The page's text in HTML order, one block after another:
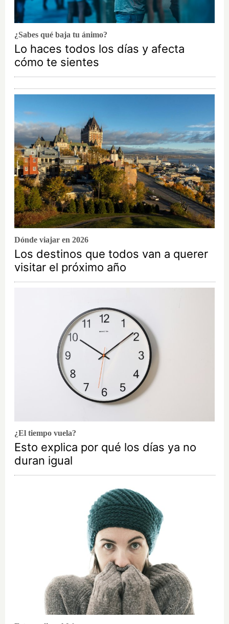
¿Sabes qué baja tu ánimo?
Lo haces todos los días y afecta
cómo te sientes
Dónde viajar en 2026
Los destinos que todos van a querer
visitar el próximo año
¿El tiempo vuela?
Esto explica por qué los días ya no
duran igual